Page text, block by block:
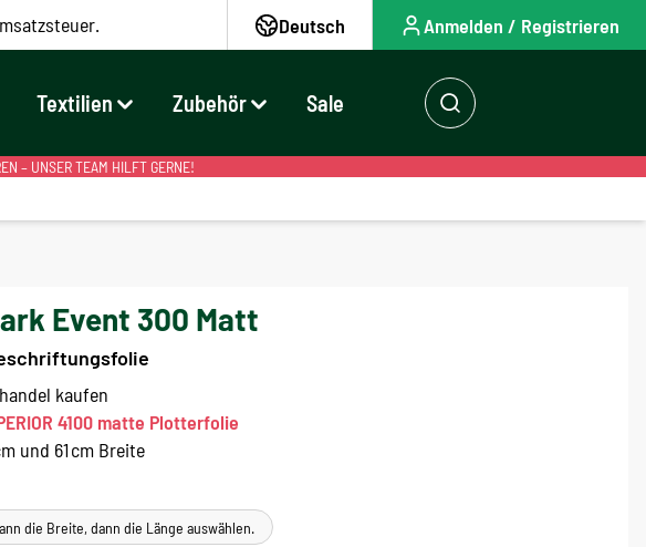
Deutsch Anmelden / Registrieren
Textilien Zubehör Sale
– UNSER TEAM HILFT GERNE!
Event 300 Matt
kaufen
4100 matte Plotterfolie
und 61 cm Breite
die Breite, dann die Länge auswählen.